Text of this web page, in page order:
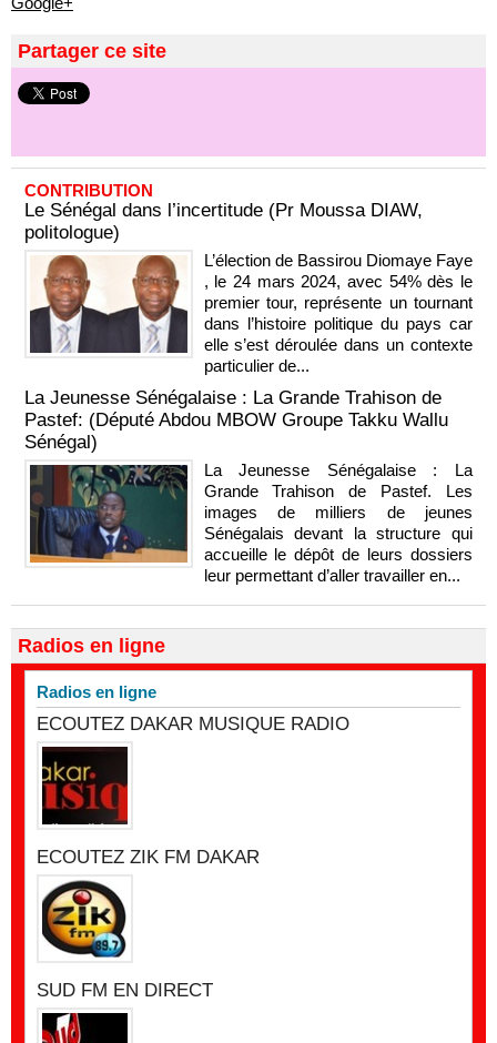
Partager ce site
CONTRIBUTION
Le Sénégal dans l’incertitude (Pr Moussa DIAW,
politologue)
L’élection de Bassirou Diomaye Faye
, le 24 mars 2024, avec 54% dès le
premier tour, représente un tournant
dans l’histoire politique du pays car
elle s’est déroulée dans un contexte
particulier de...
La Jeunesse Sénégalaise : La Grande Trahison de
Pastef: (Député Abdou MBOW Groupe Takku Wallu
Sénégal)
La Jeunesse Sénégalaise : La
Grande Trahison de Pastef. Les
images de milliers de jeunes
Sénégalais devant la structure qui
accueille le dépôt de leurs dossiers
leur permettant d’aller travailler en...
Radios en ligne
Radios en ligne
ECOUTEZ DAKAR MUSIQUE RADIO
ECOUTEZ ZIK FM DAKAR
SUD FM EN DIRECT